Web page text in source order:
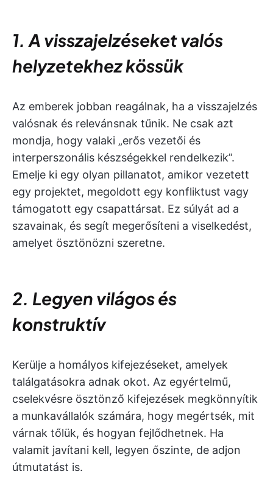
1. A visszajelzéseket valós
helyzetekhez kössük
Az emberek jobban reagálnak, ha a visszajelzés
valósnak és relevánsnak tűnik. Ne csak azt
mondja, hogy valaki „erős vezetői és
interperszonális készségekkel rendelkezik”.
Emelje ki egy olyan pillanatot, amikor vezetett
egy projektet, megoldott egy konfliktust vagy
támogatott egy csapattársat. Ez súlyát ad a
szavainak, és segít megerősíteni a viselkedést,
amelyet ösztönözni szeretne.
2. Legyen világos és
konstruktív
Kerülje a homályos kifejezéseket, amelyek
találgatásokra adnak okot. Az egyértelmű,
cselekvésre ösztönző kifejezések megkönnyítik
a munkavállalók számára, hogy megértsék, mit
várnak tőlük, és hogyan fejlődhetnek. Ha
valamit javítani kell, legyen őszinte, de adjon
útmutatást is.